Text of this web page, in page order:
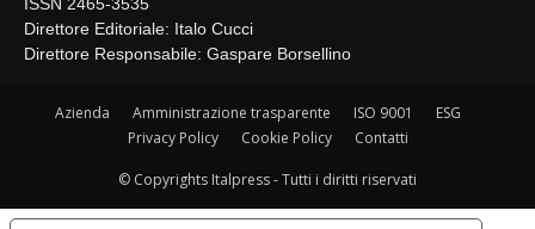
Direttore Editoriale: Italo Cucci
Direttore Responsabile: Gaspare Borsellino
Azienda Amministrazione trasparente ISO 9001
ESG
Privacy Policy
Cookie Policy Contatti
© Copyrights Italpress - Tutti i diritti riservati